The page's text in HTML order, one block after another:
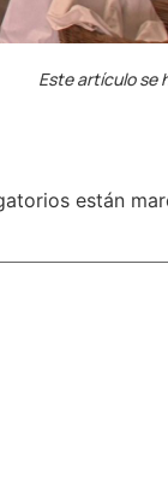
Este artículo se
están